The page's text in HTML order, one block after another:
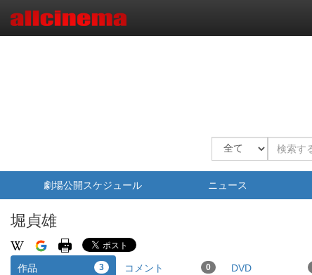
劇場公開スケジュール ニュース
堀貞雄
作品 3 コメント 0 DVD